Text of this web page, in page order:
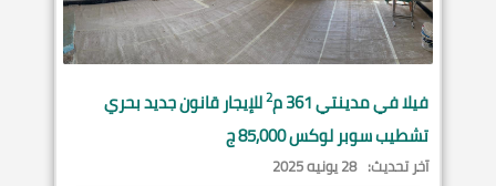
فيلا فيمدينتي 2للإيجار قانون جديد بحري
تشطيب سوبر لوكس 85,000 ج
آخر تحديث: 28 يونيه 2025